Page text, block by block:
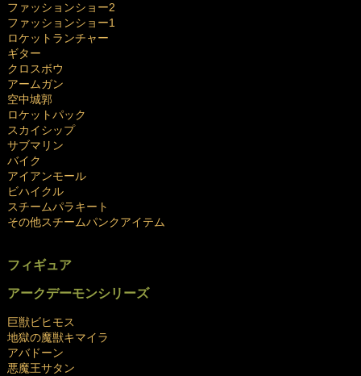
ファッションショー2
ファッションショー1
ロケットランチャー
ギター
クロスボウ
アームガン
空中城郭
ロケットパック
スカイシップ
サブマリン
バイク
アイアンモール
ビハイクル
スチームパラキート
その他スチームパンクアイテム
フィギュア
アークデーモンシリーズ
巨獣ビヒモス
地獄の魔獣キマイラ
アバドーン
悪魔王サタン